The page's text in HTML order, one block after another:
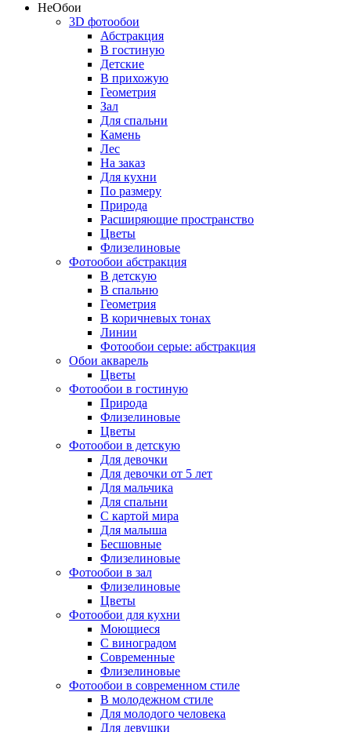
НеОбои
3D фотообои
Абстракция
В гостиную
Детские
В прихожую
Геометрия
Зал
Для спальни
Камень
Лес
На заказ
Для кухни
По размеру
Природа
Расширяющие пространство
Цветы
Флизелиновые
Фотообои абстракция
В детскую
В спальню
Геометрия
В коричневых тонах
Линии
Фотообои серые: абстракция
Обои акварель
Цветы
Фотообои в гостиную
Природа
Флизелиновые
Цветы
Фотообои в детскую
Для девочки
Для девочки от 5 лет
Для мальчика
Для спальни
С картой мира
Для малыша
Бесшовные
Флизелиновые
Фотообои в зал
Флизелиновые
Цветы
Фотообои для кухни
Моющиеся
С виноградом
Современные
Флизелиновые
Фотообои в современном стиле
В молодежном стиле
Для молодого человека
Для девушки